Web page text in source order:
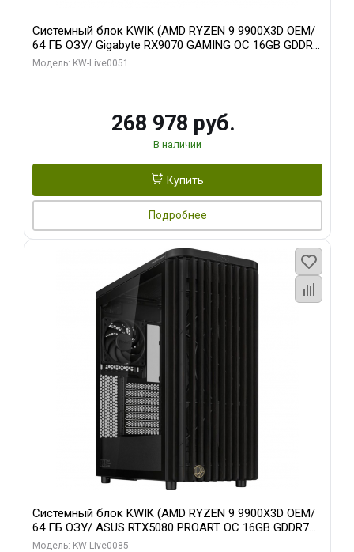
Системный блок KWIK (AMD RYZEN 9 9900X3D OEM/
64 ГБ ОЗУ/ Gigabyte RX9070 GAMING OC 16GB GDDR6
256bit 2xDP 2xH/ 960 ГБ SSD)
Модель: KW-Live0051
268 978 руб.
В наличии
Купить
Подробнее
Системный блок KWIK (AMD RYZEN 9 9900X3D OEM/
64 ГБ ОЗУ/ ASUS RTX5080 PROART OC 16GB GDDR7
256bit Type-C DP 2/ 960 ГБ SSD)
Модель: KW-Live0085